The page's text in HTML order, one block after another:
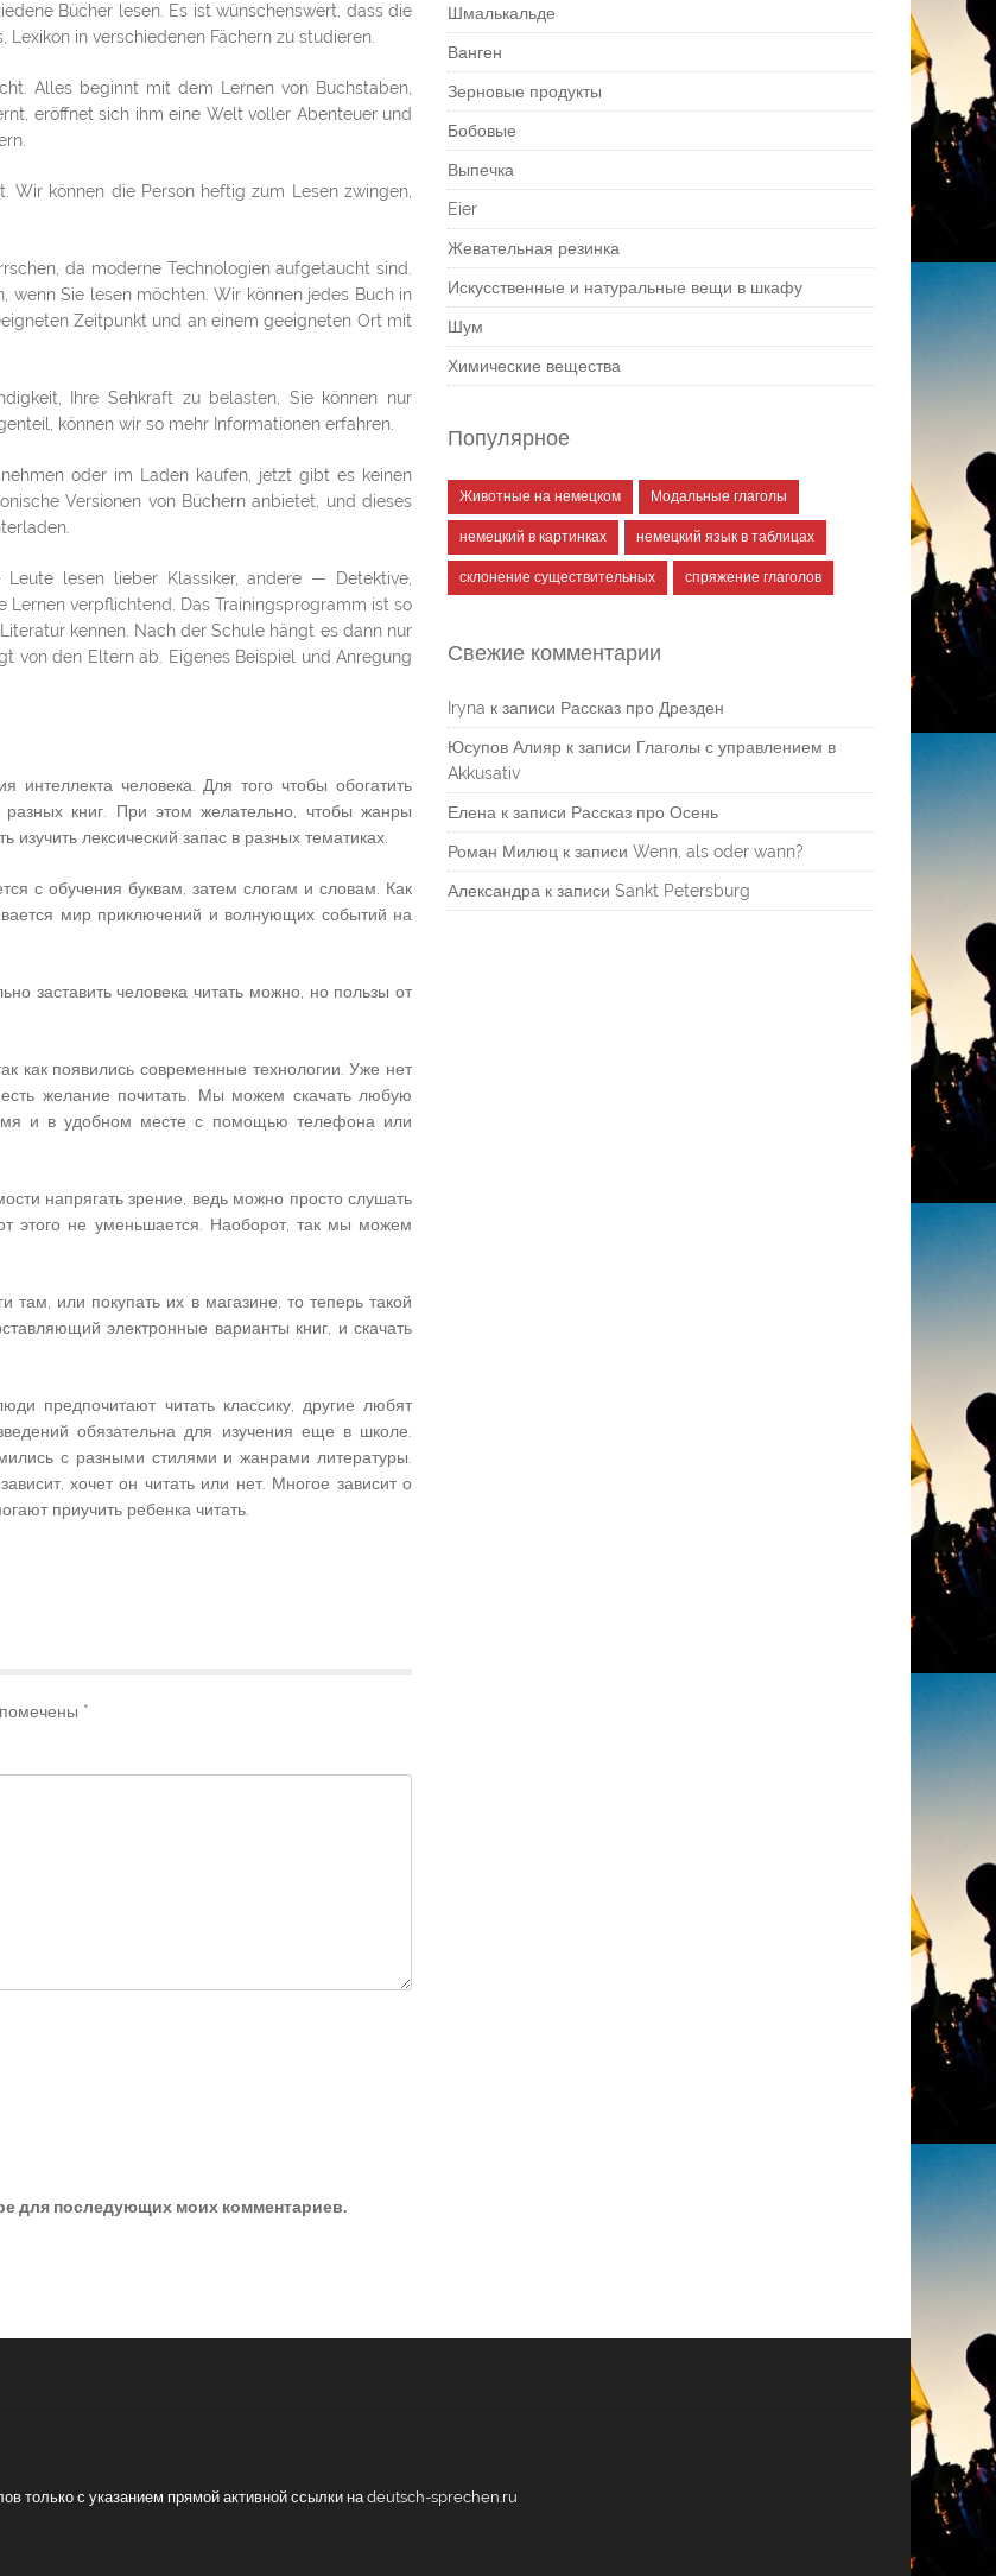
Bücher lesen. Es ist wünschenswert, dass die
in verschiedenen Fächern zu studieren.
Alles beginnt mit dem Lernen von Buchstaben,
eröffnet sich ihm eine Welt voller Abenteuer und
Wir können die Person heftig zum Lesen zwingen,
da moderne Technologien aufgetaucht sind.
wenn Sie lesen möchten. Wir können jedes Buch in
Zeitpunkt und an einem geeigneten Ort mit
Ihre Sehkraft zu belasten, Sie können nur
können wir so mehr Informationen erfahren.
oder im Laden kaufen, jetzt gibt es keinen
Versionen von Büchern anbietet, und dieses
lesen lieber Klassiker, andere — Detektive,
Lernen verpflichtend. Das Trainingsprogramm ist so
kennen. Nach der Schule hängt es dann nur
von den Eltern ab. Eigenes Beispiel und Anregung
интеллекта человека. Для того чтобы обогатить
книг. При этом желательно, чтобы жанры
изучить лексический запас в разных тематиках.
с обучения буквам, затем слогам и словам. Как
мир приключений и волнующих событий на
заставить человека читать можно, но пользы от
как появились современные технологии. Уже нет
желание почитать. Мы можем скачать любую
и в удобном месте с помощью телефона или
напрягать зрение, ведь можно просто слушать
этого не уменьшается. Наоборот, так мы можем
или покупать их в магазине, то теперь такой
электронные варианты книг, и скачать
предпочитают читать классику, другие любят
обязательна для изучения еще в школе.
с разными стилями и жанрами литературы.
хочет он читать или нет. Многое зависит о
приучить ребенка читать.
*
для последующих моих комментариев.
Шмалькальде
Ванген
Зерновые продукты
Бобовые
Выпечка
Eier
Жевательная резинка
Искусственные и натуральные вещи в шкафу
Шум
Химические вещества
Популярное
Животные на немецком Модальные глаголы
немецкий в картинках немецкий язык в таблицах
склонение существительных спряжение глаголов
Свежие комментарии
Iryna к записи Рассказ про Дрезден
Юсупов Алияр к записи Глаголы с управлением в
Akkusativ
Елена к записи Рассказ про Осень
Роман Милюц к записи Wenn, als oder wann?
Александра к записи Sankt Petersburg
только с указанием прямой активной ссылки на deutsch-sprechen.ru